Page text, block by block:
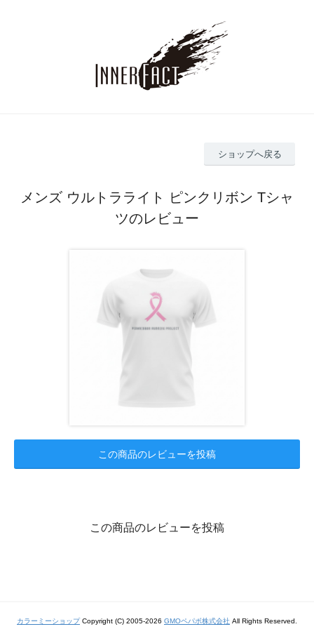
ショップへ戻る
メンズ ウルトラライト ピンクリボン Tシャ
ツのレビュー
この商品のレビューを投稿
この商品のレビューを投稿
カラーミーショップCopyright (C) 2005-2026 GMOペパボ株式会社 All Rights Reserved.